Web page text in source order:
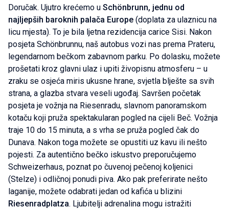
Doručak. Ujutro krećemo u Schönbrunn, jednu od
najljepših baroknih palača Europe (doplata za ulaznicu na
licu mjesta). To je bila ljetna rezidencija carice Sisi. Nakon
posjeta Schönbrunnu, naš autobus vozi nas prema Prateru,
legendarnom bečkom zabavnom parku. Po dolasku, možete
prošetati kroz glavni ulaz i upiti živopisnu atmosferu – u
zraku se osjeća miris ukusne hrane, svjetla blješte sa svih
strana, a glazba stvara veseli ugođaj. Savršen početak
posjeta je vožnja na Riesenradu, slavnom panoramskom
kotaču koji pruža spektakularan pogled na cijeli Beč. Vožnja
traje 10 do 15 minuta, a s vrha se pruža pogled čak do
Dunava. Nakon toga možete se opustiti uz kavu ili nešto
pojesti. Za autentično bečko iskustvo preporučujemo
Schweizerhaus, poznat po čuvenoj pečenoj koljenici
(Stelze) i odličnoj ponudi piva. Ako pak preferirate nešto
laganije, možete odabrati jedan od kafića u blizini
Riesenradplatza. Ljubitelji adrenalina mogu istražiti